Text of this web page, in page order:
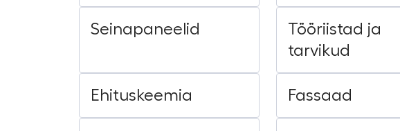
Seinapaneelid
Tööriistad ja
tarvikud
Ehituskeemia Fassaad